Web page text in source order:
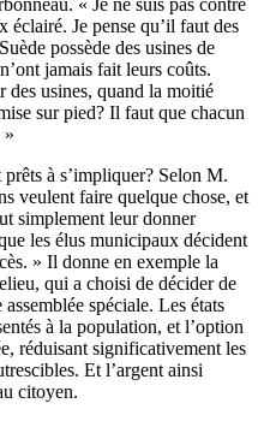
« Je ne suis pas contre
éclairé. Je pense qu’il faut des
possède des usines de
jamais fait leurs coûts.
des usines, quand la moitié
sur pied? Il faut que chacun
»
à s’impliquer? Selon M.
veulent faire quelque chose, et
simplement leur donner
les élus municipaux décident
» Il donne en exemple la
qui a choisi de décider de
spéciale. Les états
à la population, et l’option
réduisant significativement les
Et l’argent ainsi
citoyen.